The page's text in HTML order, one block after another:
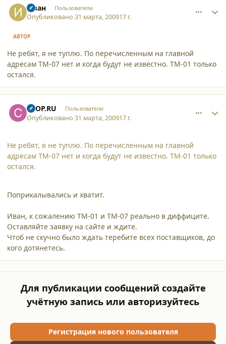
Иван Пользователи
Опубликовано31 марта, 200917 г.
АВТОР
Не ребят, я не туплю. По перечисленным на главной
адресам ТМ-07 нет и когда будут не известно. ТМ-01 только
остался.
CTOP.RU Пользователи
Опубликовано31 марта, 200917 г.
Не ребят, я не туплю. По перечисленным на главной
адресам ТМ-07 нет и когда будут не известно. ТМ-01 только
остался.
Поприкалывались и хватит.
Иван, к сожалению ТМ-01 и ТМ-07 реально в диффиците.
Оставляйте заявку на сайте и ждите.
Чтоб не скучно было ждать теребите всех поставщиков, до
кого дотянетесь.
Для публикации сообщений создайте
учётную запись или авторизуйтесь
Регистрация нового пользователя